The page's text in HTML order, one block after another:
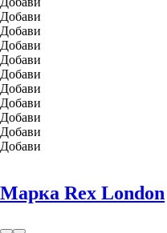
Добави
Добави
Добави
Добави
Добави
Добави
Добави
Добави
Добави
Добави
Марка Rex London